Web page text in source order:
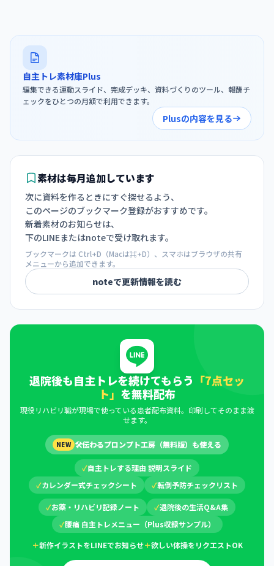
自主トレ素材庫Plus
編集できる運動スライド、完成デッキ、資料づくりのツール、報酬チ
ェックをひとつの月額で利用できます。
Plusの内容を見る
素材は毎月追加しています
次に資料を作るときにすぐ探せるよう、
このページのブックマーク登録がおすすめです。
新着素材のお知らせは、
下のLINEまたはnoteで受け取れます。
ブックマークは Ctrl+D（Macは⌘+D）、スマホはブラウザの共有
メニューから追加できます。
noteで更新情報を読む
退院後も自主トレを続けてもらう 「7点セッ
ト」 を無料配布
現役リハビリ職が現場で使っている患者配布資料。印刷してそのまま渡
せます。
NEW 🛠伝わるプロンプト工房（無料版）も使える
✓自主トレする理由 説明スライド
✓カレンダー式チェックシート ✓転倒予防チェックリスト
✓お薬・リハビリ記録ノート ✓退院後の生活Q&A集
✓腰痛 自主トレメニュー（Plus収録サンプル）
＋新作イラストをLINEでお知らせ＋欲しい体操をリクエストOK